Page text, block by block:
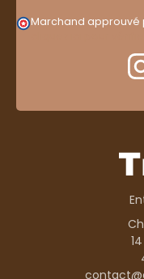
Marchand approuvé